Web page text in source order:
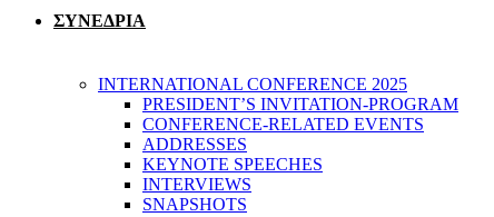
ΣΥΝΕΔΡΙΑ
INTERNATIONAL CONFERENCE 2025
PRESIDENT’S INVITATION-PROGRAM
CONFERENCE-RELATED EVENTS
ADDRESSES
KEYNOTE SPEECHES
INTERVIEWS
SNAPSHOTS